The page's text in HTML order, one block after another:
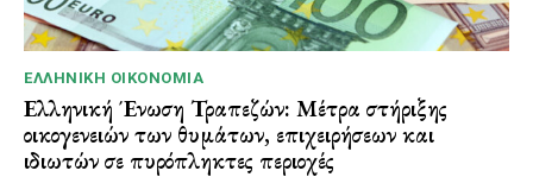
ΕΛΛΗΝΙΚΉ ΟΙΚΟΝΟΜΊΑ
Ελληνική Ένωση Τραπεζών: Μέτρα στήριξης
οικογενειών των θυμάτων, επιχειρήσεων και
ιδιωτών σε πυρόπληκτες περιοχές